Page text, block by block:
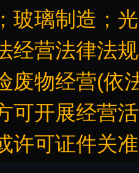
玻璃制造；
经营法律法
废物经营(依
可开展经营
许可证件关